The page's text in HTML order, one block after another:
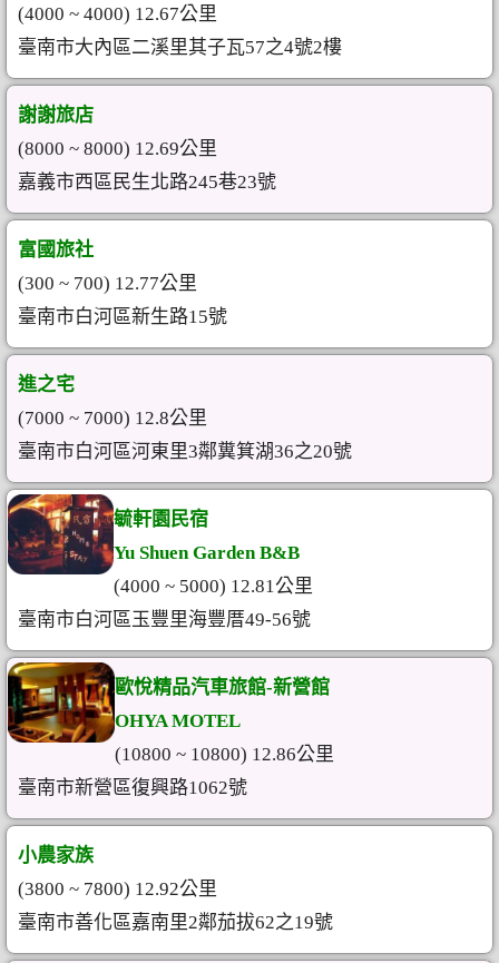
(4000 ~ 4000) 12.67公里
臺南市大內區二溪里其子瓦57之4號2樓
謝謝旅店
(8000 ~ 8000) 12.69公里
嘉義市西區民生北路245巷23號
富國旅社
(300 ~ 700) 12.77公里
臺南市白河區新生路15號
進之宅
(7000 ~ 7000) 12.8公里
臺南市白河區河東里3鄰糞箕湖36之20號
毓軒園民宿
Yu Shuen Garden B&B
(4000 ~ 5000) 12.81公里
臺南市白河區玉豐里海豐厝49-56號
歐悅精品汽車旅館-新營館
OHYA MOTEL
(10800 ~ 10800) 12.86公里
臺南市新營區復興路1062號
小農家族
(3800 ~ 7800) 12.92公里
臺南市善化區嘉南里2鄰茄拔62之19號